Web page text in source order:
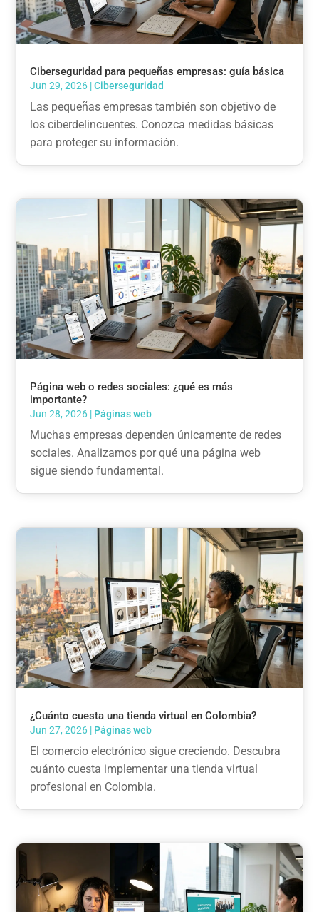
Ciberseguridad para pequeñas empresas: guía básica
Jun 29, 2026 |Ciberseguridad
Las pequeñas empresas también son objetivo de
los ciberdelincuentes. Conozca medidas básicas
para proteger su información.
Página web o redes sociales: ¿qué es más
importante?
Jun 28, 2026 | Páginas web
Muchas empresas dependen únicamente de redes
sociales. Analizamos por qué una página web
sigue siendo fundamental.
¿Cuánto cuesta una tienda virtual en Colombia?
Jun 27, 2026 | Páginas web
El comercio electrónico sigue creciendo. Descubra
cuánto cuesta implementar una tienda virtual
profesional en Colombia.